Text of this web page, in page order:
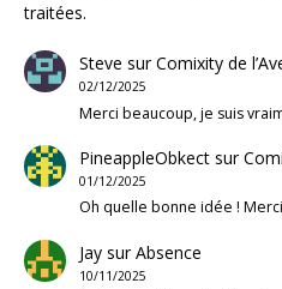
traitées.
Steve surComixity de
02/12/2025
Merci beaucoup, je suis
PineappleObkectsur
01/12/2025
Oh quelle bonne idée !
JaysurAbsence
10/11/2025